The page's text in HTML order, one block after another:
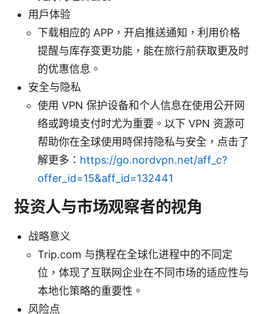
用户体验
下载相应的 APP，开启推送通知，利用价格
提醒与库存变更功能，能在旅行前获取更及时
的优惠信息。
安全与隐私
使用 VPN 保护设备和个人信息在使用公开网
络或跨境支付时尤为重要。以下 VPN 资源可
帮助你在全球使用時保持隐私与安全，点击了
解更多： https://go.nordvpn.net/aff_c?
offer_id=15&aff_id=132441
投资人与市场观察者的视角
战略意义
Trip.com 与携程在全球化进程中的不同定
位，体现了互联网企业在不同市场的适应性与
本地化策略的重要性。
风险点